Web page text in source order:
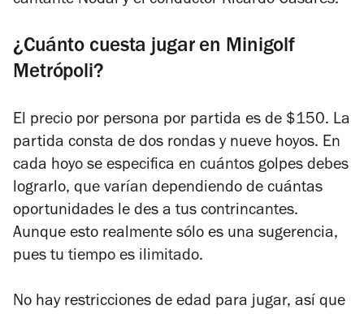
¿Cuánto cuesta jugar en Minigolf
Metrópoli?
El precio por persona por partida es de $150. La
partida consta de dos rondas y nueve hoyos. En
cada hoyo se especifica en cuántos golpes debes
lograrlo, que varían dependiendo de cuántas
oportunidades le des a tus contrincantes.
Aunque esto realmente sólo es una sugerencia,
pues tu tiempo es ilimitado.
No hay restricciones de edad para jugar, así que